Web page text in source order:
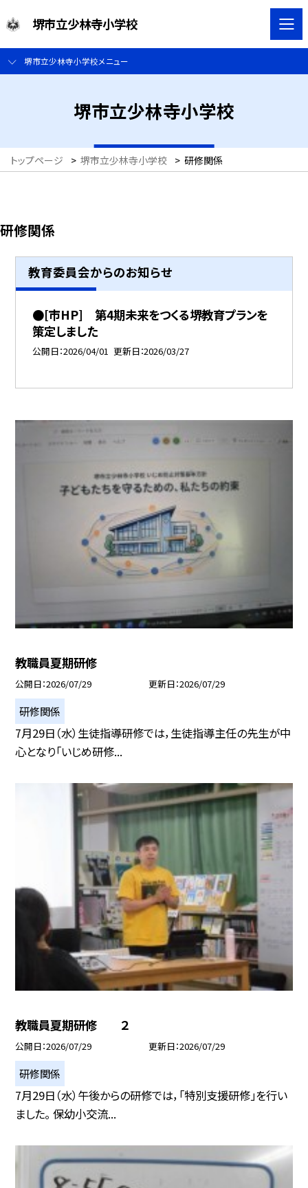
堺市立少林寺小学校
堺市立少林寺小学校メニュー
堺市立少林寺小学校
トップページ > 堺市立少林寺小学校 > 研修関係
研修関係
教育委員会からのお知らせ
●[市HP] 第4期未来をつくる堺教育プランを
策定しました
公開日 2026/04/01 更新日 2026/03/27
教職員夏期研修
公開日 2026/07/29 更新日 2026/07/29
研修関係
7月29日（水）生徒指導研修では，生徒指導主任の先生が中
心となり「いじめ研修...
教職員夏期研修 ２
公開日 2026/07/29 更新日 2026/07/29
研修関係
7月29日（水）午後からの研修では，「特別支援研修」を行い
ました。 保幼小交流...